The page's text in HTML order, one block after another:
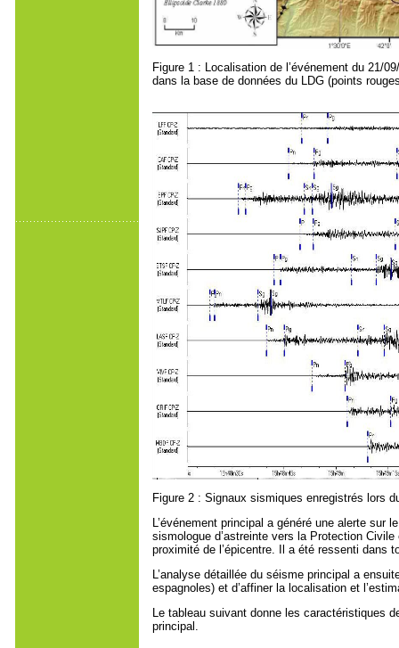
Figure 1 : Localisation de l’événement du 21/
dans la base de données du LDG (points
Figure 2 : Signaux sismiques enregistrés lors
L’événement principal a généré une alerte
sismologue d’astreinte vers la Protection
proximité de l’épicentre. Il a été ressenti dans
L’analyse détaillée du séisme principal a
espagnoles) et d’affiner la localisation et
Le tableau suivant donne les caractéristiques
principal.